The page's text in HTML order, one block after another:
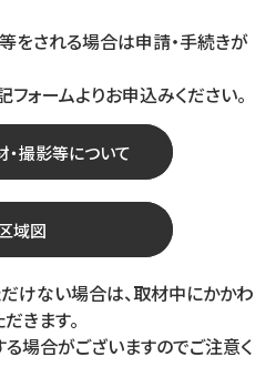
をされる場合は申請・手続きが
ォームよりお申込みください。
撮影等について
域図
けない場合は、取材中にかかわ
きます。
場合がございますのでご注意く